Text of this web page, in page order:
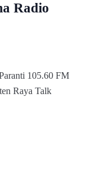
Radio
105.60 FM
Raya Talk